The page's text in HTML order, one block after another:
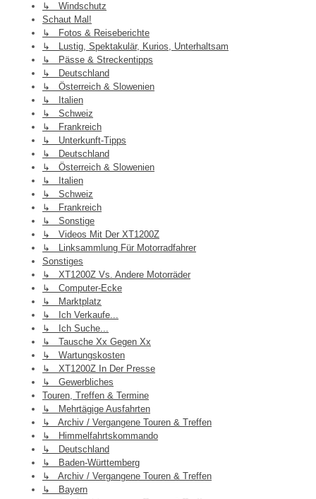
↳ Windschutz
Schaut Mal!
↳ Fotos & Reiseberichte
↳ Lustig, Spektakulär, Kurios, Unterhaltsam
↳ Pässe & Streckentipps
↳ Deutschland
↳ Österreich & Slowenien
↳ Italien
↳ Schweiz
↳ Frankreich
↳ Unterkunft-Tipps
↳ Deutschland
↳ Österreich & Slowenien
↳ Italien
↳ Schweiz
↳ Frankreich
↳ Sonstige
↳ Videos Mit Der XT1200Z
↳ Linksammlung Für Motorradfahrer
Sonstiges
↳ XT1200Z Vs. Andere Motorräder
↳ Computer-Ecke
↳ Marktplatz
↳ Ich Verkaufe...
↳ Ich Suche...
↳ Tausche Xx Gegen Xx
↳ Wartungskosten
↳ XT1200Z In Der Presse
↳ Gewerbliches
Touren, Treffen & Termine
↳ Mehrtägige Ausfahrten
↳ Archiv / Vergangene Touren & Treffen
↳ Himmelfahrtskommando
↳ Deutschland
↳ Baden-Württemberg
↳ Archiv / Vergangene Touren & Treffen
↳ Bayern